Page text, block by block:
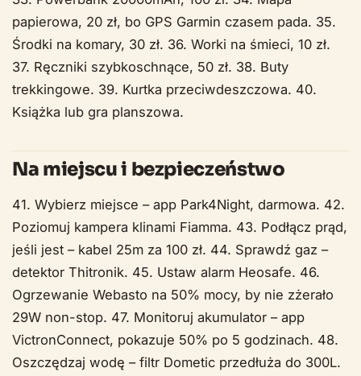
papierowa, 20 zł, bo GPS Garmin czasem pada. 35.
Środki na komary, 30 zł. 36. Worki na śmieci, 10 zł.
37. Ręczniki szybkoschnące, 50 zł. 38. Buty
trekkingowe. 39. Kurtka przeciwdeszczowa. 40.
Książka lub gra planszowa.
Na miejscu i bezpieczeństwo
41. Wybierz miejsce – app Park4Night, darmowa. 42.
Poziomuj kampera klinami Fiamma. 43. Podłącz prąd,
jeśli jest – kabel 25m za 100 zł. 44. Sprawdź gaz –
detektor Thitronik. 45. Ustaw alarm Heosafe. 46.
Ogrzewanie Webasto na 50% mocy, by nie zżerało
29W non-stop. 47. Monitoruj akumulator – app
VictronConnect, pokazuje 50% po 5 godzinach. 48.
Oszczędzaj wodę – filtr Dometic przedłuża do 300L.